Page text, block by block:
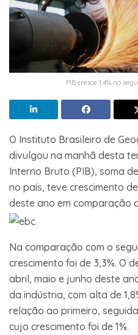
PIB cresce 1,4% no
O Instituto Brasileiro de
divulgou na manhã desta
Interno Bruto (PIB), soma
no país, teve crescimento
deste ano em comparação
Na comparação com o
crescimento foi de 3,3%. O
abril, maio e junho deste
da indústria, com alta de
relação ao primeiro,
cujo crescimento foi de 1%.